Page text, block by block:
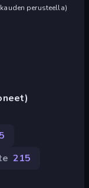
perusteella)
215